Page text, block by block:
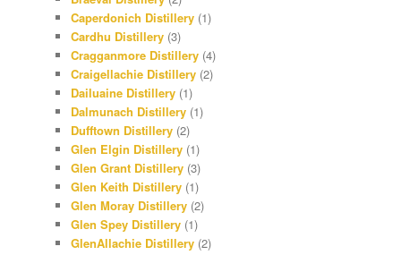
Caperdonich Distillery (1)
Cardhu Distillery (3)
Cragganmore Distillery (4)
Craigellachie Distillery (2)
Dailuaine Distillery (1)
Dalmunach Distillery (1)
Dufftown Distillery (2)
Glen Elgin Distillery (1)
Glen Grant Distillery (3)
Glen Keith Distillery (1)
Glen Moray Distillery (2)
Glen Spey Distillery (1)
GlenAllachie Distillery (2)